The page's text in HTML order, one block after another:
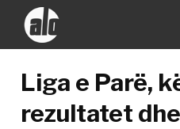
Liga e Parë,
rezultatet